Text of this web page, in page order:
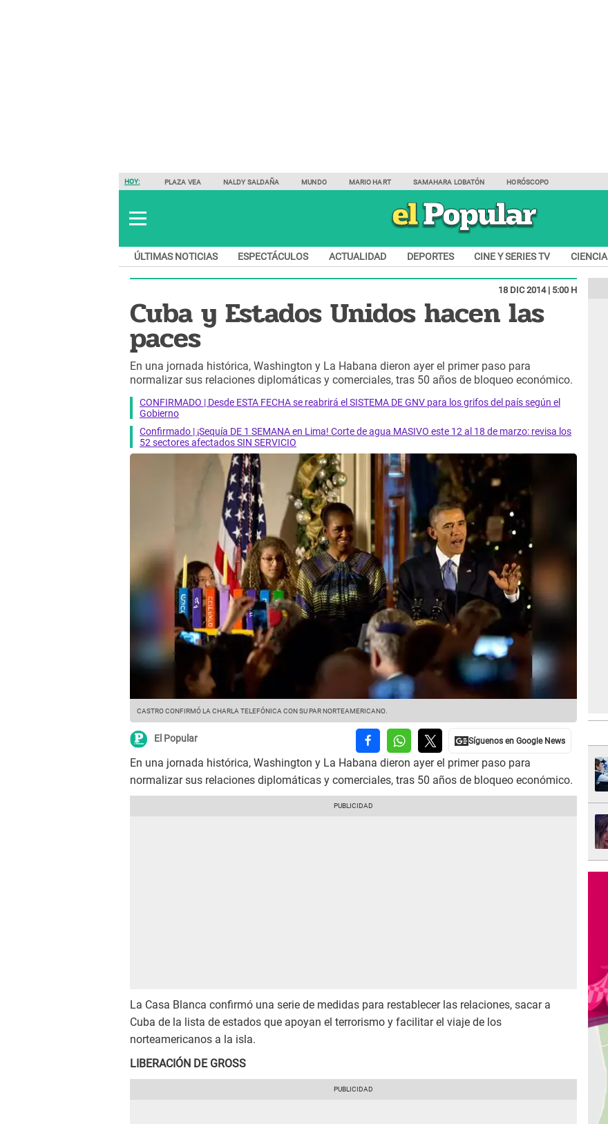
HOY: PLAZA VEA NALDY SALDAÑA MUNDO MARIO HART SAMAHARA LOBATÓN HORÓSCOPO
ÚLTIMAS NOTICIAS ESPECTÁCULOS ACTUALIDAD DEPORTES CINE Y SERIES TV CIENCIA
18 DIC 2014 | 5:00 H
Cuba y Estados Unidos hacen las
paces
En una jornada histórica, Washington y La Habana dieron ayer el primer paso para
normalizar sus relaciones diplomáticas y comerciales, tras 50 años de bloqueo económico.
CONFIRMADO | Desde ESTA FECHA se reabrirá el SISTEMA DE GNV para los grifos del país según el
Gobierno
Confirmado | ¡Sequía DE 1 SEMANA en Lima! Corte de agua MASIVO este 12 al 18 de marzo: revisa los
52 sectores afectados SIN SERVICIO
CASTRO CONFIRMÓ LA CHARLA TELEFÓNICA CON SU PAR NORTEAMERICANO.
El Popular
En una jornada histórica, Washington y La Habana dieron ayer el primer paso para
normalizar sus relaciones diplomáticas y comerciales, tras 50 años de bloqueo económico.
La Casa Blanca confirmó una serie de medidas para restablecer las relaciones, sacar a
Cuba de la lista de estados que apoyan el terrorismo y facilitar el viaje de los
norteamericanos a la isla.
LIBERACIÓN DE GROSS